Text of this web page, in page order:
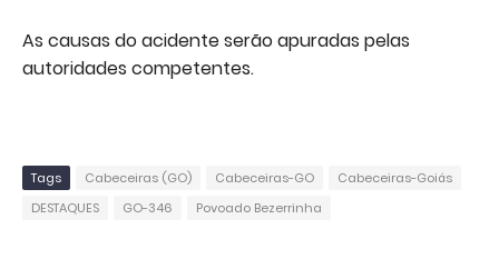
As causas do acidente serão apuradas pelas
autoridades competentes.
Tags Cabeceiras (GO) Cabeceiras-GO
Cabeceiras-Goiás
DESTAQUES
GO-346 Povoado Bezerrinha